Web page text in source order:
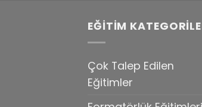
EĞITIM
Çok Talep Edilen
Eğitimler